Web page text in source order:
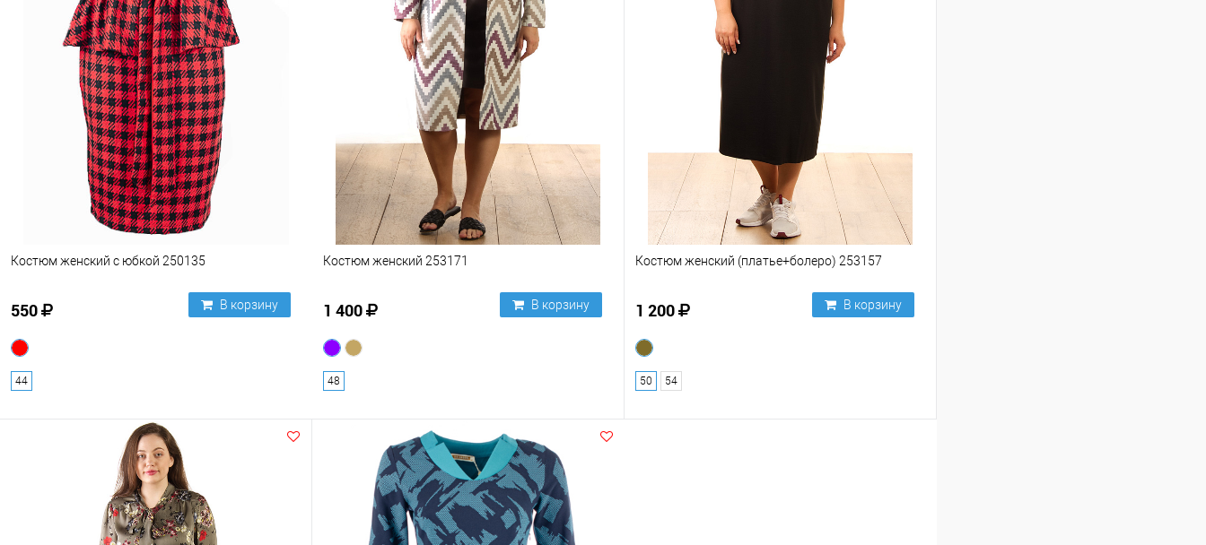
Костюм женский с юбкой 250135
550 В корзину
44
Костюм женский 253171
1 400 В корзину
48
Костюм женский (платье+болеро) 253157
1 200 В корзину
50 54